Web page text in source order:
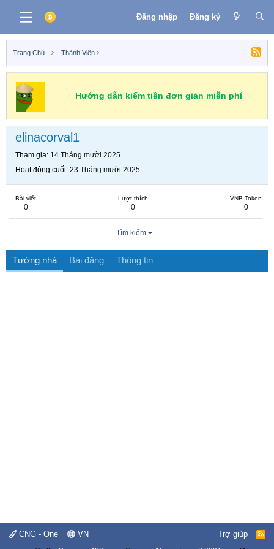
Đăng nhập Đăng ký
Trang Chủ Thành Viên
Hướng dẫn kiếm tiền đơn giản miễn phí
elinacorval1
Tham gia 14 Tháng mười 2025
Hoạt động cuối 23 Tháng mười 2025
Bài viết
0
Lượt thích
0
VNB Token
0
Tìm kiếm
Tường nhà Bài đăng Thông tin
CNG - One VN Trợ giúp
R